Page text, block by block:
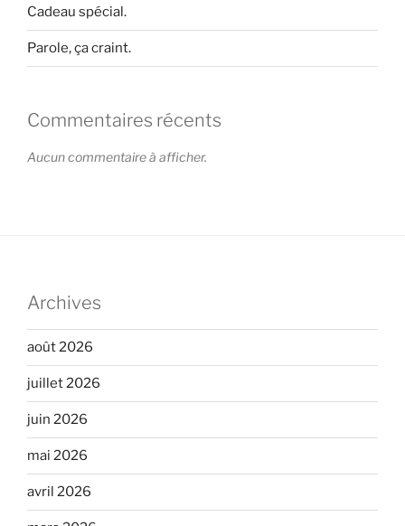
Cadeau spécial.
Parole, ça craint.
Commentaires récents
Aucun commentaire à afficher.
Archives
août 2026
juillet 2026
juin 2026
mai 2026
avril 2026